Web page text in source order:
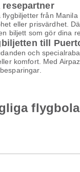
från
eller prisvärdhet.
biljett som gör dina
till
och
komfort. Med